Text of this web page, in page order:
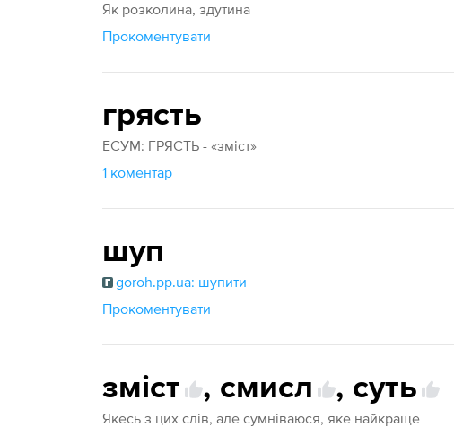
Як розколина, здутина
Прокоментувати
грясть
ЕСУМ: ГРЯСТЬ - «зміст»
1 коментар
шуп
goroh.pp.ua: шупити
Прокоментувати
зміст , смисл , суть
Якесь з цих слів, але сумніваюся, яке найкраще